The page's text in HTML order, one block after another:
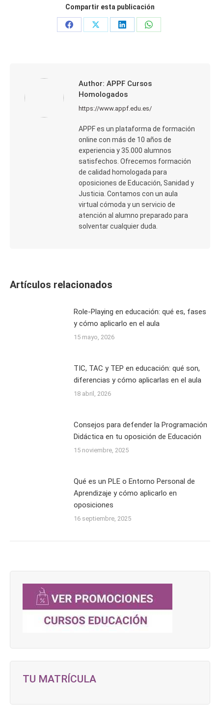
Compartir esta publicación
Share
Share
Share
Share
Author: APPF Cursos
Homologados
https://www.appf.edu.es/
APPF es un plataforma de formación
online con más de 10 años de
experiencia y 35.000 alumnos
satisfechos. Ofrecemos formación
de calidad homologada para
oposiciones de Educación, Sanidad y
Justicia. Contamos con un aula
virtual cómoda y un servicio de
atención al alumno preparado para
solventar cualquier duda.
Artículos relacionados
Role-Playing en educación: qué es, fases
y cómo aplicarlo en el aula
15 mayo, 2026
TIC, TAC y TEP en educación: qué son,
diferencias y cómo aplicarlas en el aula
18 abril, 2026
Consejos para defender la Programación
Didáctica en tu oposición de Educación
15 noviembre, 2025
Qué es un PLE o Entorno Personal de
Aprendizaje y cómo aplicarlo en
oposiciones
16 septiembre, 2025
TU MATRÍCULA